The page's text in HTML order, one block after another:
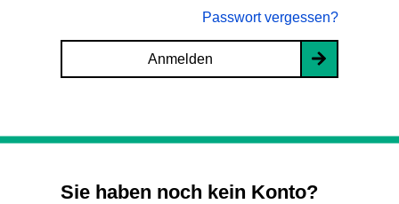
Passwort vergessen?
Anmelden
Sie haben noch kein Konto?